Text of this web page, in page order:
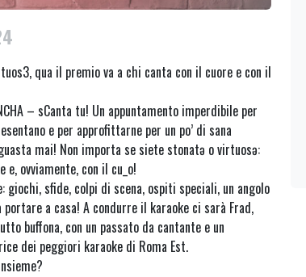
qua il premio va a chi canta con il cuore e con il
– sCanta tu! Un appuntamento imperdibile per
e per approfittarne per un po’ di sana
mai! Non importa se siete stonatə o virtuosə:
ovviamente, con il cu_o!
giochi, sfide, colpi di scena, ospiti speciali, un angolo
a casa! A condurre il karaoke ci sarà Frad,
buffona, con un passato da cantante e un
dei peggiori karaoke di Roma Est.